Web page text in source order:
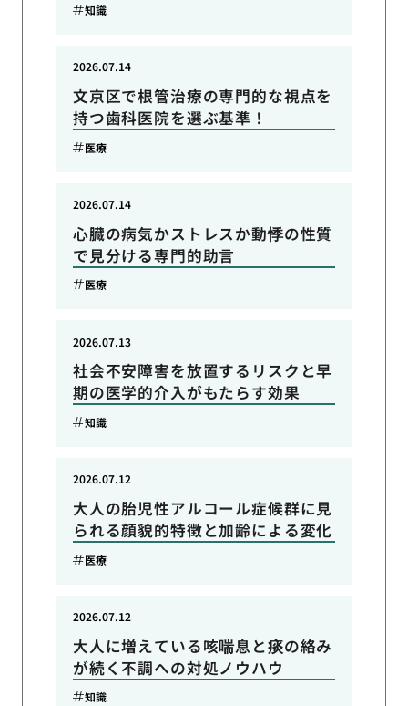
知識
文京区で根管治療の専門的な視点を
持つ歯科医院を選ぶ基準！
2026.07.14
医療
心臓の病気かストレスか動悸の性質
で見分ける専門的助言
2026.07.14
医療
社会不安障害を放置するリスクと早
期の医学的介入がもたらす効果
2026.07.13
知識
大人の胎児性アルコール症候群に見
られる顔貌的特徴と加齢による変化
2026.07.12
医療
大人に増えている咳喘息と痰の絡み
が続く不調への対処ノウハウ
2026.07.12
知識